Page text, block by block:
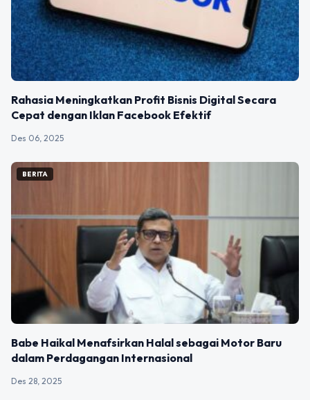
Rahasia Meningkatkan Profit Bisnis Digital Secara
Cepat dengan Iklan Facebook Efektif
Des 06, 2025
BERITA
Babe Haikal Menafsirkan Halal sebagai Motor Baru
dalam Perdagangan Internasional
Des 28, 2025